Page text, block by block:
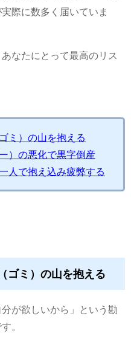
際に数多く届いていま
なたにとって最高のリス
ミ）の山を抱える
）の悪化で黒字倒産
人で抱え込み疲弊する
ゴミ）の山を抱える
が欲しいから」という勘
。